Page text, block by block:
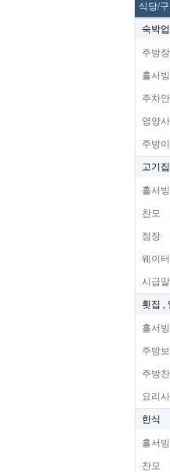
식당/
숙박
주방장
홀서빙
주차
영양사
주방
고기
홀서빙
찬모
점장
웨이터
시급
횟집 ,
홀서빙
주방
주방
요리사
한식
홀서빙
찬모